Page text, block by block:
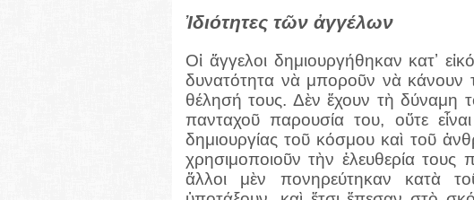
Ἰδιότητες τῶν ἀγγέλων
Οἱ ἄγγελοι δημιουργήθηκαν κατʼ
δυνατότητα νὰ μποροῦν νὰ
θέλησή τους. Δὲν ἔχουν τὴ δύναμη
πανταχοῦ παρουσία του, οὔτε
δημιουργίας τοῦ κόσμου καὶ τοῦ
χρησιμοποιοῦν τὴν ἐλευθερία
ἄλλοι μὲν πονηρεύτηκαν κατὰ